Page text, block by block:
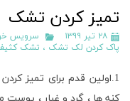
تمیز کردن تشک
۲۸ تیر ۱۳۹۹ سرویس
پاک کردن لک تشک ، تشک
1. اولین قدم برای تمیز